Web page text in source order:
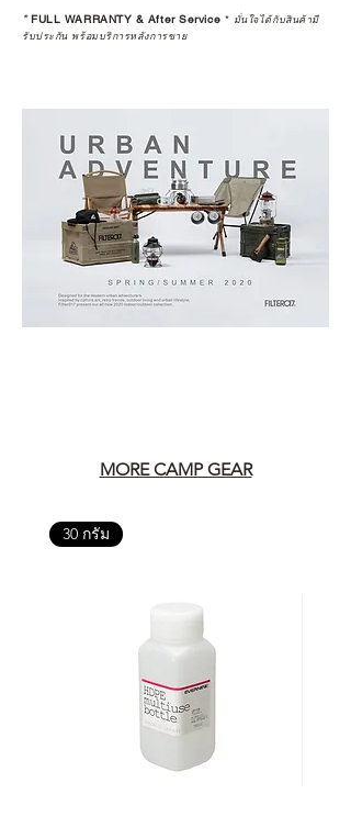
*FULL WARRANTY & After Service * มั่นใจได้กับสินค้ามี
รับประกัน พร้อมบริการหลังการขาย
MORE CAMP GEAR
30 กรัม